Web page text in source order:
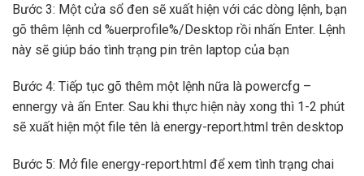
Bước 3: Một cửa sổ đen sẽ xuất hiện với các dòng lệnh, bạn
gõ thêm lệnh cd %uerprofile%/Desktop rồi nhấn Enter. Lệnh
này sẽ giúp báo tình trạng pin trên laptop của bạn
Bước 4: Tiếp tục gõ thêm một lệnh nữa là powercfg –
ennergy và ấn Enter. Sau khi thực hiện này xong thì 1-2 phút
sẽ xuất hiện một file tên là energy-report.html trên desktop
Bước 5: Mở file energy-report.html để xem tình trạng chai